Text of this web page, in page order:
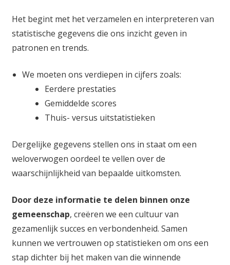
Het begint met het verzamelen en interpreteren van
statistische gegevens die ons inzicht geven in
patronen en trends.
We moeten ons verdiepen in cijfers zoals:
Eerdere prestaties
Gemiddelde scores
Thuis- versus uitstatistieken
Dergelijke gegevens stellen ons in staat om een
weloverwogen oordeel te vellen over de
waarschijnlijkheid van bepaalde uitkomsten.
Door deze informatie te delen binnen onze
gemeenschap, creëren we een cultuur van
gezamenlijk succes en verbondenheid. Samen
kunnen we vertrouwen op statistieken om ons een
stap dichter bij het maken van die winnende